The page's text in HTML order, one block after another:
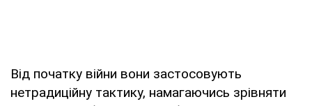
Від початку війни вони застосовують
нетрадиційну тактику, намагаючись зрівняти